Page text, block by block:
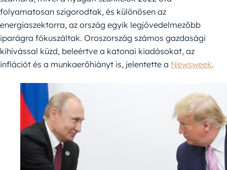
folyamatosan szigorodtak, és különösen az
energiaszektorra, az ország egyik legjövedelmezőbb
iparágra fókuszáltak. Oroszország számos gazdasági
kihívással küzd, beleértve a katonai kiadásokat, az
inflációt és a munkaerőhiányt is, jelentette a Newsweek.